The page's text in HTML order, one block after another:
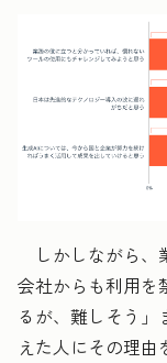
しかしながら、
会社からも利用を
るが、難しそう
えた人にその理由